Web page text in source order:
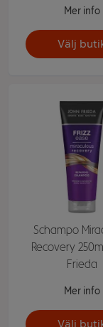
Mer info
Välj
Schampo
Recovery
Frieda
Mer info
Välj